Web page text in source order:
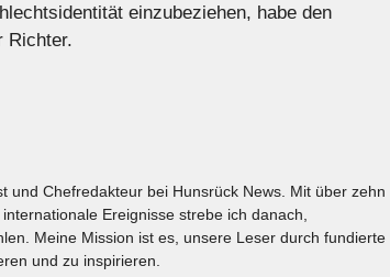
einzubeziehen, habe den
Richter.
und Chefredakteur bei Hunsrück News. Mit über zehn
Ereignisse strebe ich danach,
Meine Mission ist es, unsere Leser durch fundierte
und zu inspirieren.